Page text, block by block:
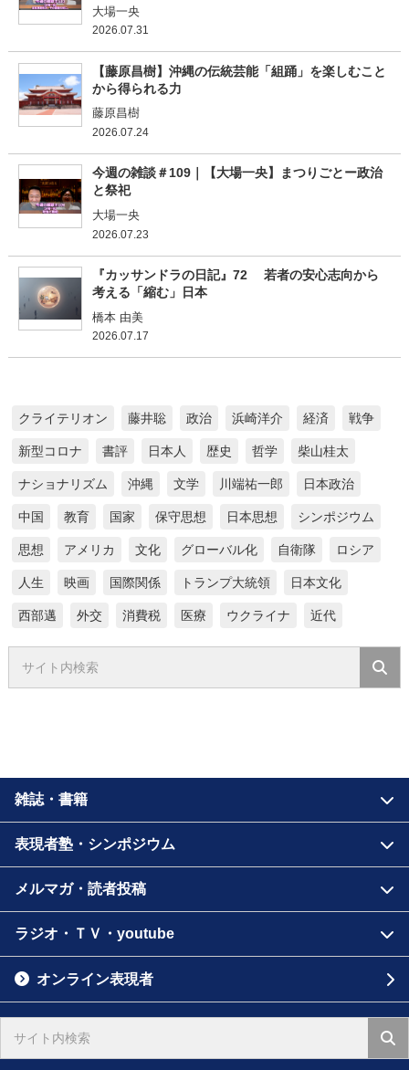
大場一央
2026.07.31
【藤原昌樹】沖縄の伝統芸能「組踊」を楽しむこと
から得られる力
藤原昌樹
2026.07.24
今週の雑談＃109｜【大場一央】まつりごとー政治
と祭祀
大場一央
2026.07.23
『カッサンドラの日記』72 若者の安心志向から
考える「縮む」日本
橋本 由美
2026.07.17
クライテリオン 藤井聡 政治 浜崎洋介 経済 戦争
新型コロナ 書評 日本人 歴史 哲学 柴山桂太
ナショナリズム 沖縄 文学 川端祐一郎 日本政治
中国 教育 国家 保守思想 日本思想 シンポジウム
思想 アメリカ 文化 グローバル化 自衛隊 ロシア
人生 映画 国際関係 トランプ大統領 日本文化
西部邁 外交 消費税 医療 ウクライナ 近代
雑誌・書籍
表現者塾・シンポジウム
メルマガ・読者投稿
ラジオ・ＴＶ・youtube
オンライン表現者